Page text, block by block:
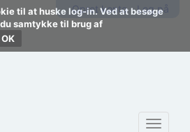
til at huske log-in. Ved at besøge
samtykke til brug af
Opret konto Log på
Toggle